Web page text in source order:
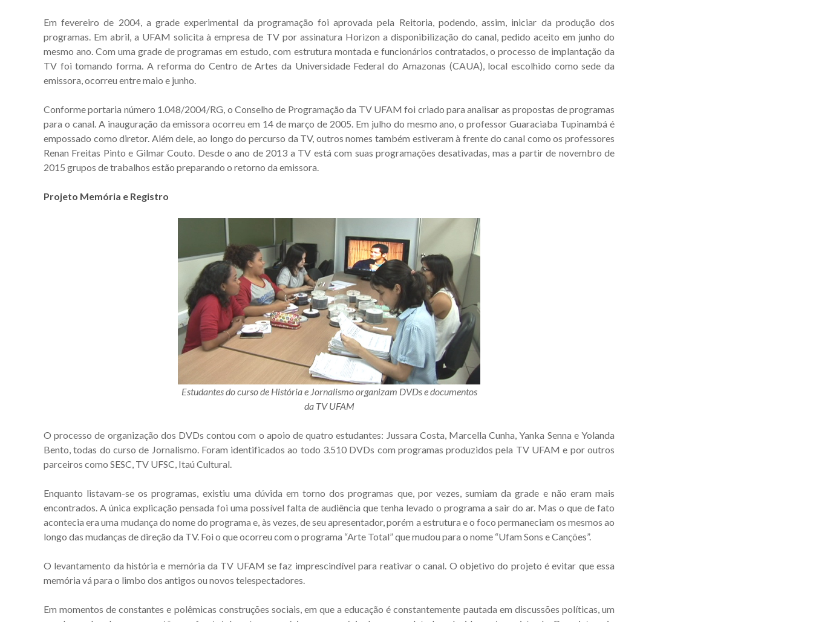
Em fevereiro de 2004, a grade experimental da programação foi aprovada pela Reitoria, podendo, assim, iniciar da produção dos
programas. Em abril, a UFAM solicita à empresa de TV por assinatura Horizon a disponibilização do canal, pedido aceito em junho do
mesmo ano. Com uma grade de programas em estudo, com estrutura montada e funcionários contratados, o processo de implantação da
TV foi tomando forma. A reforma do Centro de Artes da Universidade Federal do Amazonas (CAUA), local escolhido como sede da
emissora, ocorreu entre maio e junho.
Conforme portaria número 1.048/2004/RG, o Conselho de Programação da TV UFAM foi criado para analisar as propostas de programas
para o canal. A inauguração da emissora ocorreu em 14 de março de 2005. Em julho do mesmo ano, o professor Guaraciaba Tupinambá é
empossado como diretor. Além dele, ao longo do percurso da TV, outros nomes também estiveram à frente do canal como os professores
Renan Freitas Pinto e Gilmar Couto. Desde o ano de 2013 a TV está com suas programações desativadas, mas a partir de novembro de
2015 grupos de trabalhos estão preparando o retorno da emissora.
Projeto Memória e Registro
Estudantes do curso de História e Jornalismo organizam DVDs e documentos
da TV UFAM
O processo de organização dos DVDs contou com o apoio de quatro estudantes: Jussara Costa, Marcella Cunha, Yanka Senna e Yolanda
Bento, todas do curso de Jornalismo. Foram identificados ao todo 3.510 DVDs com programas produzidos pela TV UFAM e por outros
parceiros como SESC, TV UFSC, Itaú Cultural.
Enquanto listavam-se os programas, existiu uma dúvida em torno dos programas que, por vezes, sumiam da grade e não eram mais
encontrados. A única explicação pensada foi uma possível falta de audiência que tenha levado o programa a sair do ar. Mas o que de fato
acontecia era uma mudança do nome do programa e, às vezes, de seu apresentador, porém a estrutura e o foco permaneciam os mesmos ao
longo das mudanças de direção da TV. Foi o que ocorreu com o programa “Arte Total” que mudou para o nome “Ufam Sons e Canções”.
O levantamento da história e memória da TV UFAM se faz imprescindível para reativar o canal. O objetivo do projeto é evitar que essa
memória vá para o limbo dos antigos ou novos telespectadores.
Em momentos de constantes e polêmicas construções sociais, em que a educação é constantemente pautada em discussões políticas, um